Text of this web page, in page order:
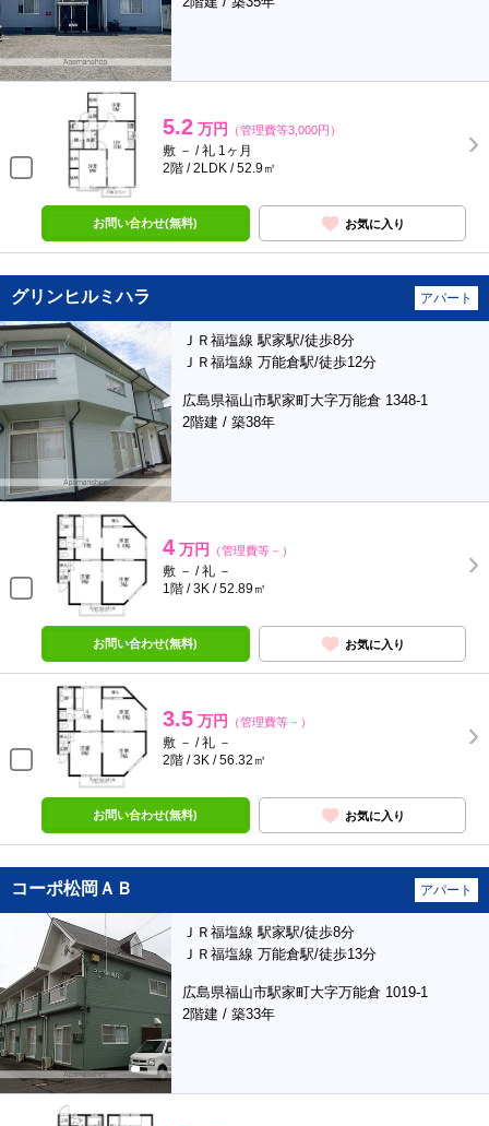
5.2 万円 （管理費等3,000円）
敷 － / 礼 1ヶ月
2階 / 2LDK / 52.9㎡
お問い合わせ(無料) お気に入り
グリンヒルミハラ アパート
ＪＲ福塩線 駅家駅/徒歩8分
ＪＲ福塩線 万能倉駅/徒歩12分
広島県福山市駅家町大字万能倉 1348-1
2階建 / 築38年
4 万円 （管理費等－）
敷 － / 礼 －
1階 / 3K / 52.89㎡
お問い合わせ(無料) お気に入り
3.5 万円 （管理費等－）
敷 － / 礼 －
2階 / 3K / 56.32㎡
お問い合わせ(無料) お気に入り
コーポ松岡ＡＢ アパート
ＪＲ福塩線 駅家駅/徒歩8分
ＪＲ福塩線 万能倉駅/徒歩13分
広島県福山市駅家町大字万能倉 1019-1
2階建 / 築33年